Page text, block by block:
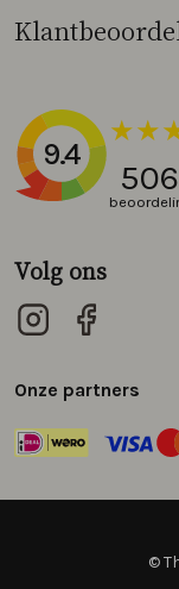
9.4
Volg ons
Onze partners
©